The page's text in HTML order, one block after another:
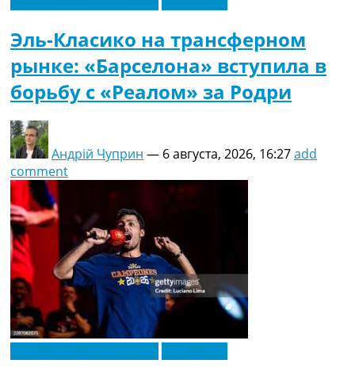
Эль-Класико на трансферном
рынке: «Барселона» вступила в
борьбу с «Реалом» за Родри
Андрій Чуприн — 6 августа, 2026, 16:27add
comment